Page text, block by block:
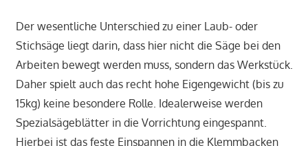
Der wesentliche Unterschied zu einer Laub- oder
Stichsäge liegt darin, dass hier nicht die Säge bei den
Arbeiten bewegt werden muss, sondern das Werkstück.
Daher spielt auch das recht hohe Eigengewicht (bis zu
15kg) keine besondere Rolle. Idealerweise werden
Spezialsägeblätter in die Vorrichtung eingespannt.
Hierbei ist das feste Einspannen in die Klemmbacken